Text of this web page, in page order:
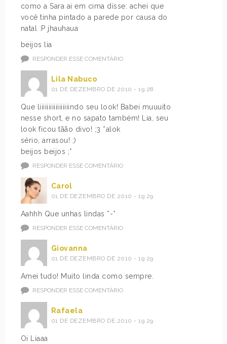
como a Sara ai em cima disse: achei que
você tinha pintado a parede por causa do
natal :P jhauhaua
beijos lia
RESPONDER ESSE COMENTÁRIO
Lila Nabuco
01 DE DEZEMBRO DE 2010 - 19:28
Que liiiiiiiiiiiiiiiiindo seu look! Babei muuuito
nesse short, e no sapato também! Lia, seu
look ficou tãão divo! ;3 *alok
sério, arrasou! ;)
beijos beijos ;*
RESPONDER ESSE COMENTÁRIO
Carol
01 DE DEZEMBRO DE 2010 - 19:29
Aahhh Que unhas lindas *-*
RESPONDER ESSE COMENTÁRIO
Giovanna
01 DE DEZEMBRO DE 2010 - 19:29
Amei tudo! Muito linda como sempre.
RESPONDER ESSE COMENTÁRIO
Rafaela
01 DE DEZEMBRO DE 2010 - 19:29
Oi Liaaa